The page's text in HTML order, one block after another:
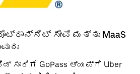
ಸೇವೆ ಮತ್ತು MaaS
ಸಾರಿಗೆ GoPass ಆ್ಯಪ್ಗೆ Uber